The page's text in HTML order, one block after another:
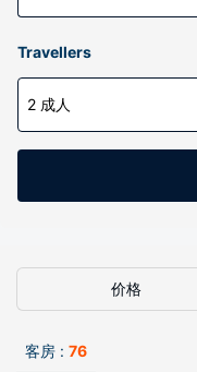
Travellers
2 成人
价格
客房 : 76